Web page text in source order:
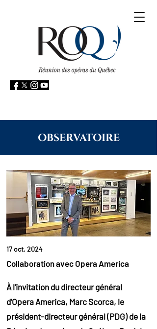
OBSERVATOIRE
17 oct. 2024
Collaboration avec Opera America
À l'invitation du directeur général
d’Opera America, Marc Scorca, le
président-directeur général (PDG) de la